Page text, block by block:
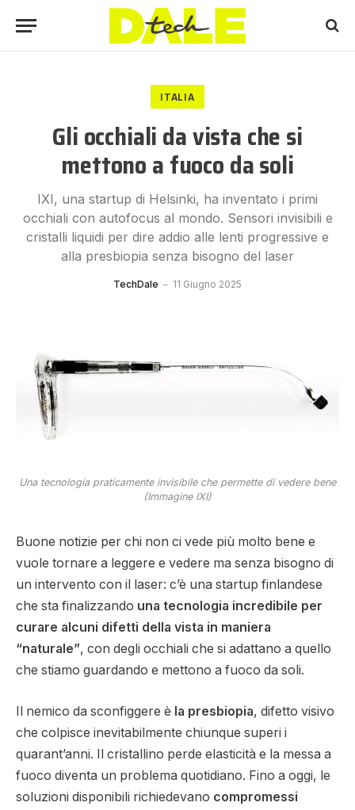
ITALIA
Gli occhiali da vista che si
mettono a fuoco da soli
IXI, una startup di Helsinki, ha inventato i primi
occhiali con autofocus al mondo. Sensori invisibili e
cristalli liquidi per dire addio alle lenti progressive e
alla presbiopia senza bisogno del laser
TechDale 11 Giugno 2025
Una tecnologia praticamente invisibile che permette di vedere bene
(Immagine IXI)
Buone notizie per chi non ci vede più molto bene e
vuole tornare a leggere e vedere ma senza bisogno di
un intervento con il laser: c’è una startup finlandese
che sta finalizzando una tecnologia incredibile per
curare alcuni difetti della vista in maniera
“naturale”, con degli occhiali che si adattano a quello
che stiamo guardando e mettono a fuoco da soli.
Il nemico da sconfiggere è la presbiopia, difetto visivo
che colpisce inevitabilmente chiunque superi i
quarant’anni. Il cristallino perde elasticità e la messa a
fuoco diventa un problema quotidiano. Fino a oggi, le
soluzioni disponibili richiedevano compromessi